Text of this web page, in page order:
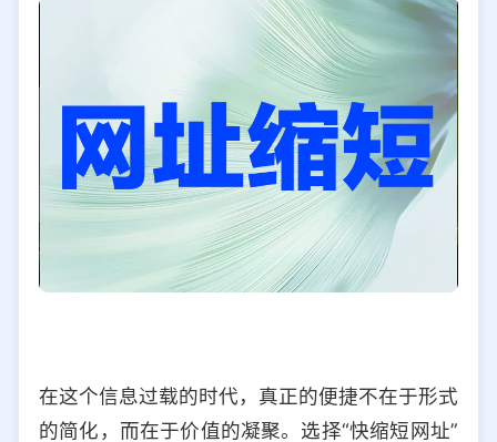
在这个信息过载的时代，真正的便捷不在于形式
的简化，而在于价值的凝聚。选择“快缩短网址”